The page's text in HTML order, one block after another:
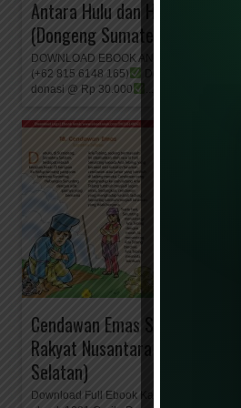
Antara Hulu dan Hilir Sungai
(Dongeng Sumatera Barat)
DOWNLOAD EBOOK ANAK KAK NURUL
(+62 815 6148 165)
donasi @ Rp 30.000
Cendawan Emas Serunting
Rakyat Nusantara dari
Selatan)
Download Full Ebook Kak Nurul Ihsan